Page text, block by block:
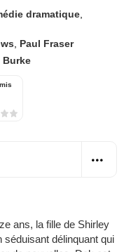
dramatique
Paul Fraser
Burke
ans, la fille de Shirley
délinquant qui